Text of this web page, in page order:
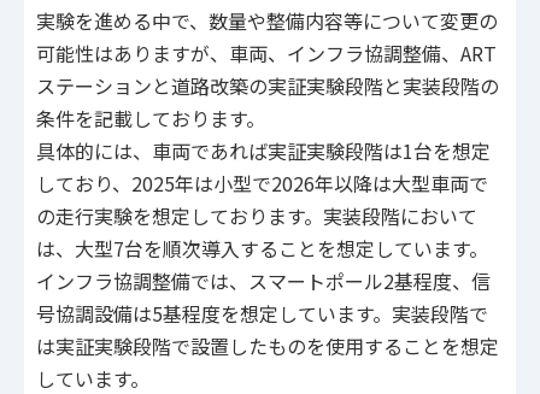
実験を進める中で、数量や整備内容等について変更の
可能性はありますが、車両、インフラ協調整備、ART
ステーションと道路改築の実証実験段階と実装段階の
条件を記載しております。
具体的には、車両であれば実証実験段階は1台を想定
しており、2025年は小型で2026年以降は大型車両で
の走行実験を想定しております。実装段階において
は、大型7台を順次導入することを想定しています。
インフラ協調整備では、スマートポール2基程度、信
号協調設備は5基程度を想定しています。実装段階で
は実証実験段階で設置したものを使用することを想定
しています。